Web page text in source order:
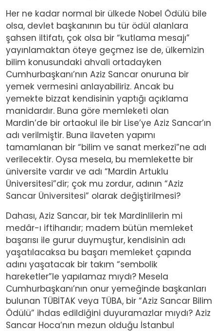
Her ne kadar normal bir ülkede Nobel Ödülü bile
olsa, devlet başkanının bu tür ödül alanlara
şahsen iltifatı, çok olsa bir “kutlama mesajı”
yayınlamaktan öteye geçmez ise de, ülkemizin
bilim konusundaki ahvali ortadayken
Cumhurbaşkanı’nın Aziz Sancar onuruna bir
yemek vermesini anlayabiliriz. Ancak bu
yemekte bizzat kendisinin yaptığı açıklama
manidardır. Buna göre memleketi olan
Mardin’de bir ortaokul ile bir Lise’ye Aziz Sancar’ın
adı verilmiştir. Buna ilaveten yapımı
tamamlanan bir “bilim ve sanat merkezi”ne adı
verilecektir. Oysa mesela, bu memlekette bir
üniversite vardır ve adı “Mardin Artuklu
Üniversitesi”dir; çok mu zordur, adının “Aziz
Sancar Üniversitesi” olarak değiştirilmesi?
Dahası, Aziz Sancar, bir tek Mardinlilerin mi
medâr-ı iftiharıdır; madem bütün memleket
başarısı ile gurur duymuştur, kendisinin adı
yaşatılacaksa bu başarı memleket çapında
adını yaşatacak bir takım “sembolik
hareketler”le yapılamaz mıydı? Mesela
Cumhurbaşkanı’nın onur yemeğinde başkanları
bulunan TÜBİTAK veya TÜBA, bir “Aziz Sancar Bilim
Ödülü” ihdas edildiğini duyuramazlar mıydı? Aziz
Sancar Hoca’nın mezun olduğu İstanbul